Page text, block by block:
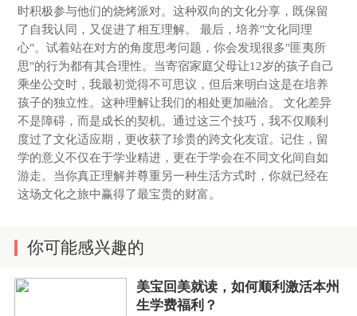
时积极参与他们的烧烤派对。这种双向的文化分享，既保留
了自我认同，又促进了相互理解。 最后，培养"文化同理
心"。试着站在对方的角度思考问题，你会发现很多"匪夷所
思"的行为都有其合理性。当寄宿家庭父母让12岁的孩子自己
乘坐公交时，我最初觉得不可思议，但后来明白这是在培养
孩子的独立性。这种理解让我们的相处更加融洽。 文化差异
不是障碍，而是成长的契机。通过这三个技巧，我不仅顺利
度过了文化适应期，更收获了珍贵的跨文化友谊。记住，留
学的意义不仅在于学业精进，更在于学会在不同文化间自如
游走。当你真正理解并尊重另一种生活方式时，你就已经在
这场文化之旅中赢得了最宝贵的财富。
你可能感兴趣的
美宝回美就读，如何顺利激活本州
生学费福利？